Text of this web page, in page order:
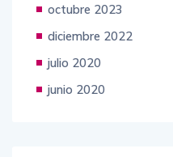
octubre 2023
diciembre 2022
julio 2020
junio 2020